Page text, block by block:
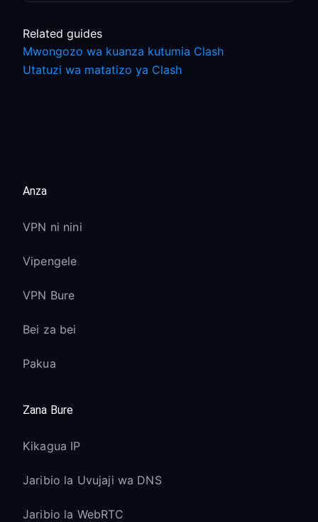
Related guides
Mwongozo wa kuanza kutumia Clash
Utatuzi wa matatizo ya Clash
Anza
VPN ni nini
Vipengele
VPN Bure
Bei za bei
Pakua
Zana Bure
Kikagua IP
Jaribio la Uvujaji wa DNS
Jaribio la WebRTC